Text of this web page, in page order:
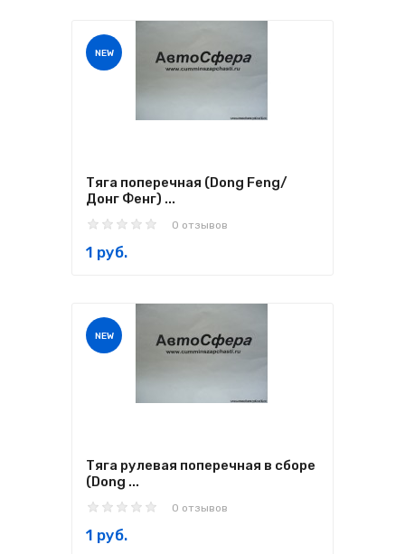
NEW
Тяга поперечная (Dong Feng/
Донг Фенг) ...
0 отзывов
1 руб.
NEW
Тяга рулевая поперечная в сборе
(Dong ...
0 отзывов
1 руб.